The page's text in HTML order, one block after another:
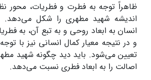
ظاهراً توجه به فطرت و فطریات، محور
اندیشه شهید مطهری را شکل می‌دهد.
انسان به ابعاد روحی و به تبع آن، به
و در نتیجه معیار کمال انسانی نیز با
تعیین می‌شود. باید دید چگونه شهید
اصالت را به ابعاد فطری نسبت می‌دهد.